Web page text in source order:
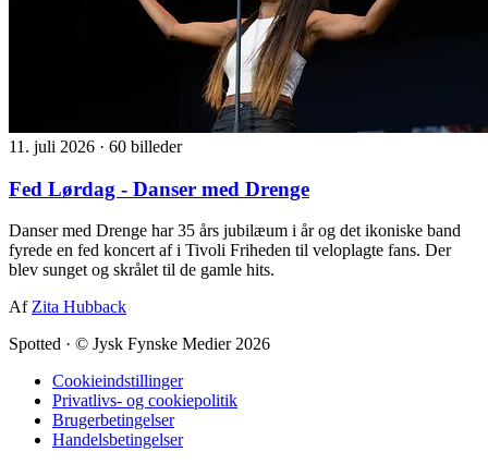
11. juli 2026 · 60 billeder
Fed Lørdag - Danser med Drenge
Danser med Drenge har 35 års jubilæum i år og det ikoniske band
fyrede en fed koncert af i Tivoli Friheden til veloplagte fans. Der
blev sunget og skrålet til de gamle hits.
Af Zita Hubback
Spotted · © Jysk Fynske Medier 2026
Cookieindstillinger
Privatlivs- og cookiepolitik
Brugerbetingelser
Handelsbetingelser